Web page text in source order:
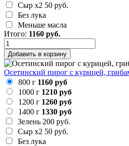
Сыр х2 50 руб.
Без лука
Меньше масла
Итого: 1160 руб.
Добавить в корзину
Осетинский пирог с курицей,
800 г 1160 руб
1000 г 1210 руб
1200 г 1260 руб
1400 г 1330 руб
Зелень 200 руб.
Сыр х2 50 руб.
Без лука